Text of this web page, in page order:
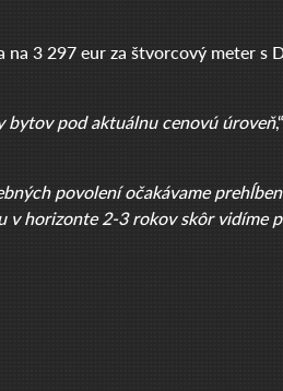
3 297 eur za štvorcový meter s
bytov pod aktuálnu cenovú úroveň
povolení očakávame
horizonte 2-3 rokov skôr vidíme